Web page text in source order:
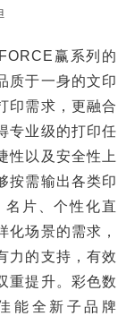
赢系列的
质于一身的文印
印需求，更融合
专业级的打印任
性以及安全性上
按需输出各类印
片、个性化直
化场景的需求，
力的支持，有效
重提升。彩色数
能全新子品牌